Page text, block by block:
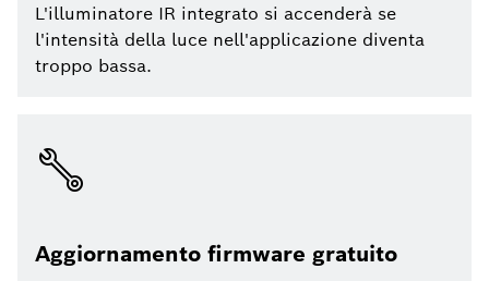
L'illuminatore IR integrato si accenderà se
l'intensità della luce nell'applicazione diventa
troppo bassa.
Aggiornamento firmware gratuito